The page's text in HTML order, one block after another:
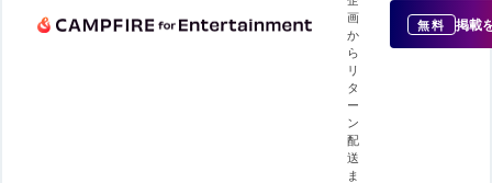
画
か
ら
リ
タ
ー
ン
配
送
ま
無料 掲載